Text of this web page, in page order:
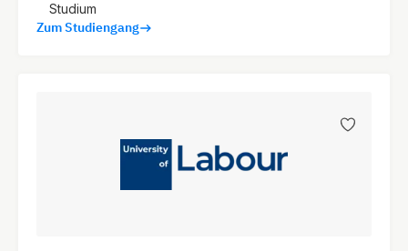
Studium
Zum Studiengang